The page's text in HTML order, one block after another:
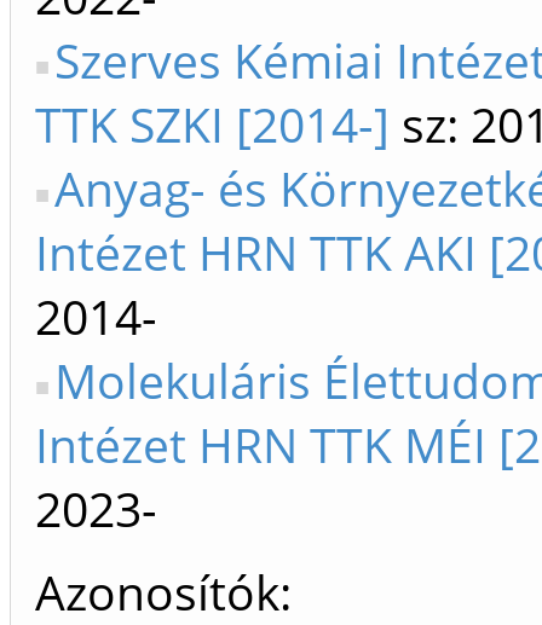
Szerves Kémiai
TTK SZKI [2014-] sz:
Anyag- és
Intézet HRN TTK AKI
2014-
Molekuláris
Intézet HRN TTK MÉI
2023-
Azonosítók